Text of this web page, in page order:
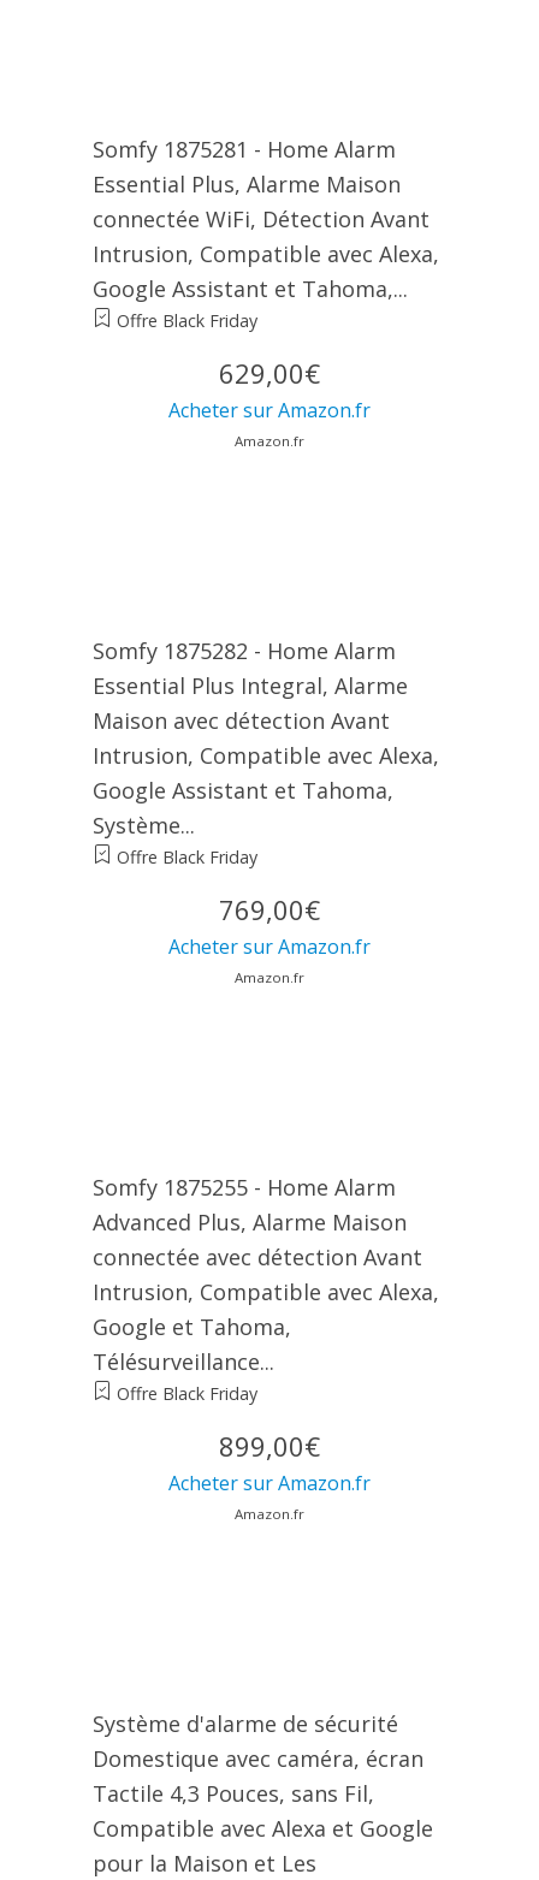
Somfy 1875281 - Home Alarm
Essential Plus, Alarme Maison
connectée WiFi, Détection Avant
Intrusion, Compatible avec Alexa,
Google Assistant et Tahoma,...
Offre Black Friday
629,00€
Acheter sur Amazon.fr
Amazon.fr
Somfy 1875282 - Home Alarm
Essential Plus Integral, Alarme
Maison avec détection Avant
Intrusion, Compatible avec Alexa,
Google Assistant et Tahoma,
Système...
Offre Black Friday
769,00€
Acheter sur Amazon.fr
Amazon.fr
Somfy 1875255 - Home Alarm
Advanced Plus, Alarme Maison
connectée avec détection Avant
Intrusion, Compatible avec Alexa,
Google et Tahoma,
Télésurveillance...
Offre Black Friday
899,00€
Acheter sur Amazon.fr
Amazon.fr
Système d'alarme de sécurité
Domestique avec caméra, écran
Tactile 4,3 Pouces, sans Fil,
Compatible avec Alexa et Google
pour la Maison et Les